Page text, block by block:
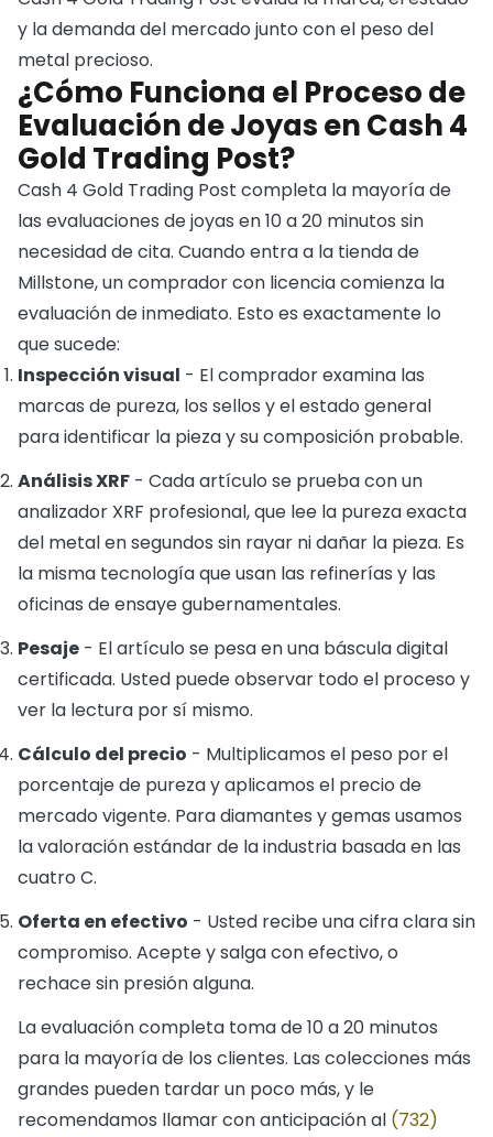
y la demanda del mercado junto con el peso del
metal precioso.
¿Cómo Funciona el Proceso de
Evaluación de Joyas en Cash 4
Gold Trading Post?
Cash 4 Gold Trading Post completa la mayoría de
las evaluaciones de joyas en 10 a 20 minutos sin
necesidad de cita. Cuando entra a la tienda de
Millstone, un comprador con licencia comienza la
evaluación de inmediato. Esto es exactamente lo
que sucede:
Inspección visual - El comprador examina las
marcas de pureza, los sellos y el estado general
para identificar la pieza y su composición probable.
Análisis XRF - Cada artículo se prueba con un
analizador XRF profesional, que lee la pureza exacta
del metal en segundos sin rayar ni dañar la pieza. Es
la misma tecnología que usan las refinerías y las
oficinas de ensaye gubernamentales.
Pesaje - El artículo se pesa en una báscula digital
certificada. Usted puede observar todo el proceso y
ver la lectura por sí mismo.
Cálculo del precio - Multiplicamos el peso por el
porcentaje de pureza y aplicamos el precio de
mercado vigente. Para diamantes y gemas usamos
la valoración estándar de la industria basada en las
cuatro C.
Oferta en efectivo - Usted recibe una cifra clara sin
compromiso. Acepte y salga con efectivo, o
rechace sin presión alguna.
La evaluación completa toma de 10 a 20 minutos
para la mayoría de los clientes. Las colecciones más
grandes pueden tardar un poco más, y le
recomendamos llamar con anticipación al (732)